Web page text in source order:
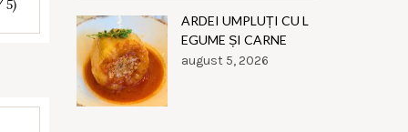
5)
ARDEI UMPLUȚI CU L
EGUME ȘI CARNE
august 5, 2026